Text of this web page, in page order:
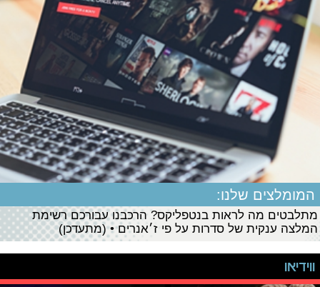
המומלצים שלנו:
מתלבטים מה לראות בנטפליקס? הרכבנו עבורכם רשימת
המלצה ענקית של סדרות על פי ז׳אנרים • (מתעדכן)
ווידיאו